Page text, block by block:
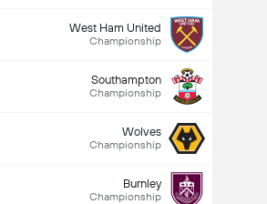
West Ham United
Championship
Southampton
Championship
Wolves
Championship
Burnley
Championship